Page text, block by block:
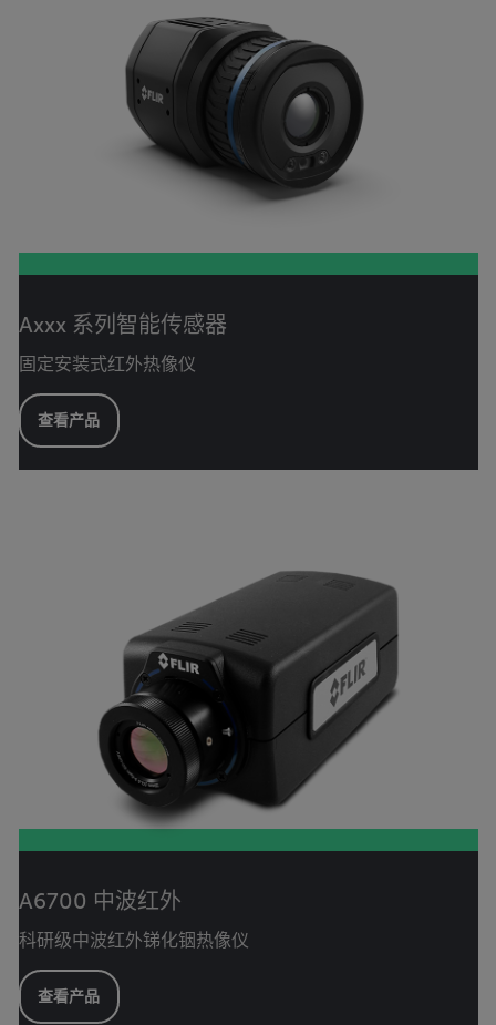
Axxx 系列智能传感器
固定安装式红外热像仪
查看产品
A6700 中波红外
科研级中波红外锑化铟热像仪
查看产品